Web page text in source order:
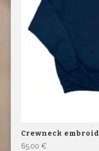
Crewneck
65,00 €